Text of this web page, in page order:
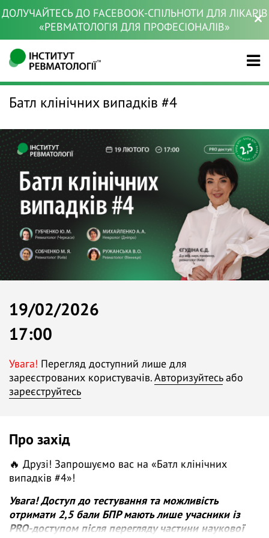
ДОЛУЧАЙТЕСЬ ДО FACEBOOK-СПІЛЬНОТИ ДЛЯ ЛІКАРІВ
«РЕВМАТОЛОГІЯ ДЛЯ ПРОФЕСІОНАЛІВ»
Батл клінічних випадків #4
19/02/2026
17:00
Увага! Перегляд доступний лише для
зареєстрованих користувачів.Авторизуйтесьабо
зареєструйтесь
Про захід
🔥 Друзі! Запрошуємо вас на «Батл клінічних
випадків #4»!
Увага! Доступ до тестування та можливість
отримати 2,5 бали БПР мають лише учасники із
PRO-доступом після перегляду частини наукової